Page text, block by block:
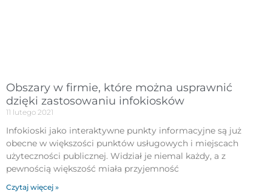
Obszary w firmie, które można usprawnić
dzięki zastosowaniu infokiosków
11 lutego 2021
Infokioski jako interaktywne punkty informacyjne są już
obecne w większości punktów usługowych i miejscach
użyteczności publicznej. Widział je niemal każdy, a z
pewnością większość miała przyjemność
Czytaj więcej »